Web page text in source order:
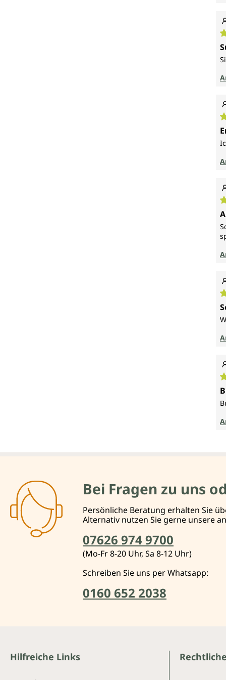
Bei Fragen zu uns
Persönliche Beratung erhalten Sie
Alternativ nutzen Sie gerne unsere
07626 974 9700
(Mo-Fr 8-20 Uhr, Sa 8-12 Uhr)
Schreiben Sie uns per Whatsapp:
0160 652 2038
Hilfreiche Links